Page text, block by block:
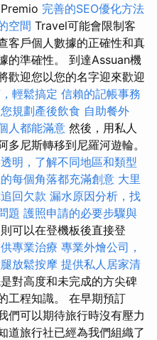
Premio 完善的SEO優化方法
空間 Travel可能會限制客
客戶個人數據的正確性和真
的準確性。 到達Assuan機
歡迎您以您的名字迎來歡迎
輕鬆搞定 信賴的記帳事務
規劃產後飲食 自助餐外
人都能滿意 然後，用私人
尼斯轉移到尼羅河遊輪。
明，了解不同地區和類型
每個角落都充滿創意 大里
回欠款 漏水原因分析，找
題 護照申請的必要步驟與
可以在登機板後直接登
專業治療 專業外燴公司，
放鬆按摩 提供私人居家清
對高度和未完成的方尖碑
工程知識。 在早期預訂
們可以期待旅行時沒有壓力
道旅行社已經為我們組織了